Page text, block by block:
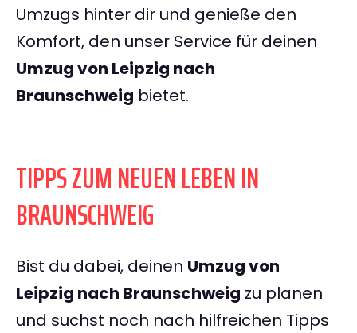
Umzugs hinter dir und genieße den
Komfort, den unser Service für deinen
Umzug von Leipzig nach
Braunschweig bietet.
TIPPS ZUM NEUEN LEBEN IN
BRAUNSCHWEIG
Bist du dabei, deinen Umzug von
Leipzig nach Braunschweig zu planen
und suchst noch nach hilfreichen Tipps